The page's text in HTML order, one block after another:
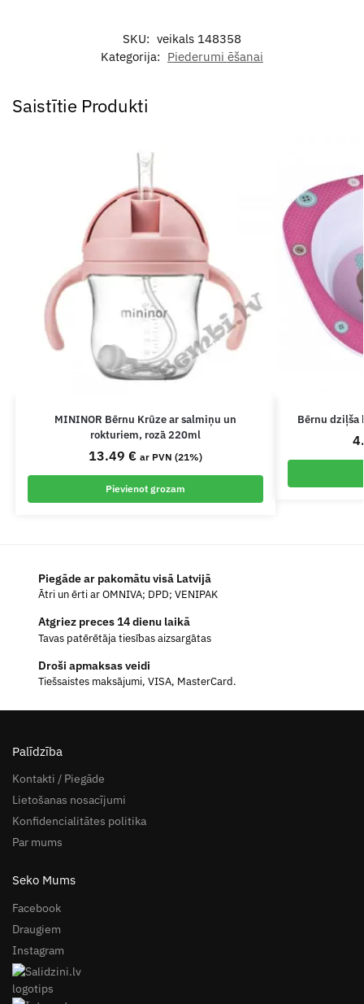
SKU: veikals 148358
Kategorija: Piederumi ēšanai
Saistītie Produkti
MININOR Bērnu Krūze ar salmiņu un
rokturiem, rozā 220ml
13.49 € ar PVN (21%)
Pievienot grozam
Bērnu dziļša
Piegāde ar pakomātu visā Latvijā
Ātri un ērti ar OMNIVA; DPD; VENIPAK
Atgriez preces 14 dienu laikā
Tavas patērētāja tiesības aizsargātas
Droši apmaksas veidi
Tiešsaistes maksājumi, VISA, MasterCard.
Palīdzība
Kontakti / Piegāde
Lietošanas nosacījumi
Konfidencialitātes politika
Par mums
Seko Mums
Facebook
Draugiem
Instagram